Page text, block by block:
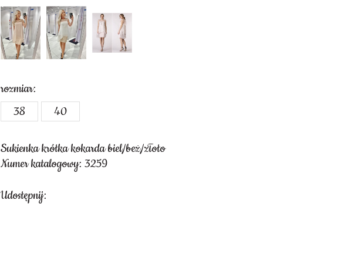
rozmiar:
38
40
Sukienka krótka kokarda biel/beż/złoto
Numer katalogowy: 3259
Udostępnij: